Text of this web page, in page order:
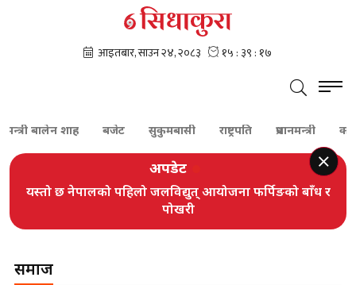
बालेन शाह बजेट सुकुमबासी राष्ट्रपति प्रधानमन्त्री कांग्रेस
अपडेट
यस्तो छ नेपालको पहिलो जलविद्युत् आयोजना फर्पिङको बाँध र
पोखरी
समाज